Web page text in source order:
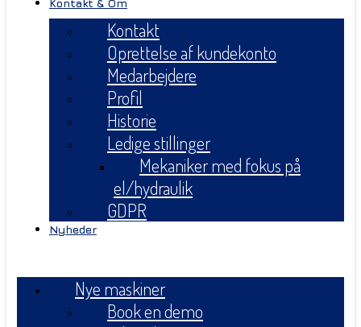
Kontakt & Om
Kontakt
Oprettelse af kundekonto
Medarbejdere
Profil
Historie
Ledige stillinger
Mekaniker med fokus på
el/hydraulik
GDPR
Nyheder
Nye maskiner
Book en demo